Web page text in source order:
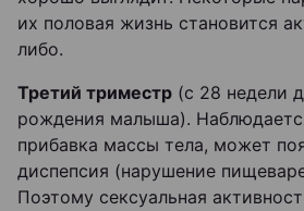
их половая жизнь становится
либо.
Третий триместр (с 28 недели
рождения малыша).
прибавка массы тела, может
диспепсия (нарушение
Поэтому сексуальная